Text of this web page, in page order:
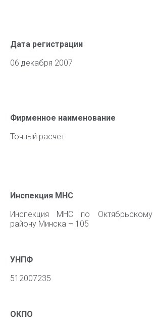
Дата регистрации
06 декабря 2007
Фирменное наименование
Точный расчет
Инспекция МНС
Инспекция МНС по Октябрьскому
району Минска – 105
УНПФ
512007235
ОКПО